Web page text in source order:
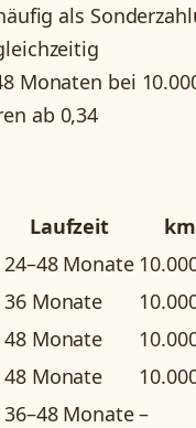
als
Monaten bei
ab 0,34
Laufzeit
24–48 Monate
36 Monate
48 Monate
48 Monate
36–48 Monate–